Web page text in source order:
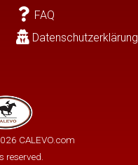
FAQ
Datenschutzerklärung
CALEVO.com
reserved.